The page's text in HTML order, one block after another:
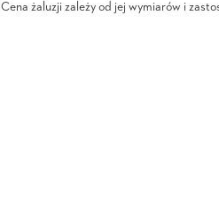
Cena żaluzji zależy od jej wymiarów i